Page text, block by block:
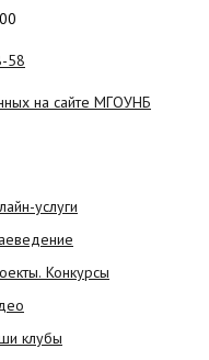
58
на сайте МГОУНБ
услуги
Конкурсы
клубы